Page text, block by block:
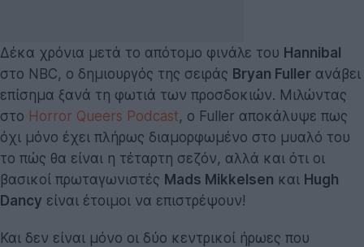
Δέκα χρόνια μετά το απότομο φινάλε του Hannibal
στο NBC, ο δημιουργός της σειράς Bryan Fuller ανάβει
επίσημα ξανά τη φωτιά των προσδοκιών. Μιλώντας
στο Horror Queers Podcast, ο Fuller αποκάλυψε πως
όχι μόνο έχει πλήρως διαμορφωμένο στο μυαλό του
το πώς θα είναι η τέταρτη σεζόν, αλλά και ότι οι
βασικοί πρωταγωνιστές Mads Mikkelsen και Hugh
Dancy είναι έτοιμοι να επιστρέψουν!
Και δεν είναι μόνο οι δύο κεντρικοί ήρωες που